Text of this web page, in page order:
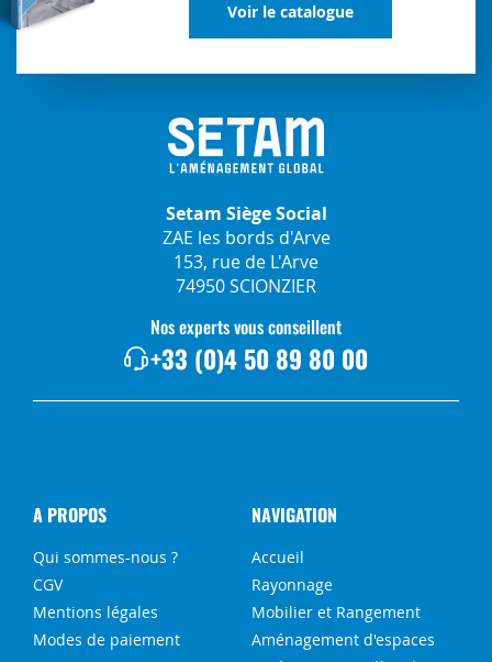
Voir le catalogue
Setam Siège Social
ZAE les bords d'Arve
153, rue de L'Arve
74950 SCIONZIER
Nos experts vous conseillent
+33 (0)4 50 89 80 00
A PROPOS
Qui sommes-nous ?
CGV
Mentions légales
Modes de paiement
NAVIGATION
Accueil
Rayonnage
Mobilier et Rangement
Aménagement d'espaces